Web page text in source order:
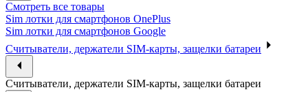
Смотреть все товары
Sim лотки для смартфонов OnePlus
Sim лотки для смартфонов Google
Считыватели, держатели SIM-карты, защелки батареи
Считыватели, держатели SIM-карты, защелки батареи